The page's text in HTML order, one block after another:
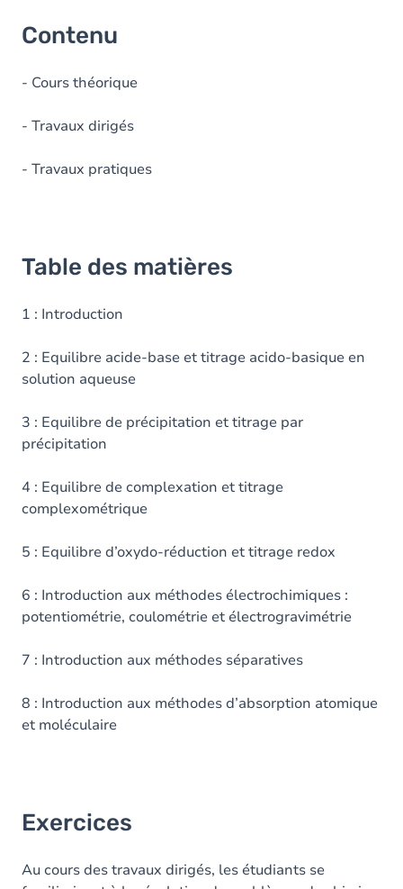
Contenu
- Cours théorique
- Travaux dirigés
- Travaux pratiques
Table des matières
1 : Introduction
2 : Equilibre acide-base et titrage acido-basique en
solution aqueuse
3 : Equilibre de précipitation et titrage par
précipitation
4 : Equilibre de complexation et titrage
complexométrique
5 : Equilibre d’oxydo-réduction et titrage redox
6 : Introduction aux méthodes électrochimiques :
potentiométrie, coulométrie et électrogravimétrie
7 : Introduction aux méthodes séparatives
8 : Introduction aux méthodes d’absorption atomique
et moléculaire
Exercices
Au cours des travaux dirigés, les étudiants se